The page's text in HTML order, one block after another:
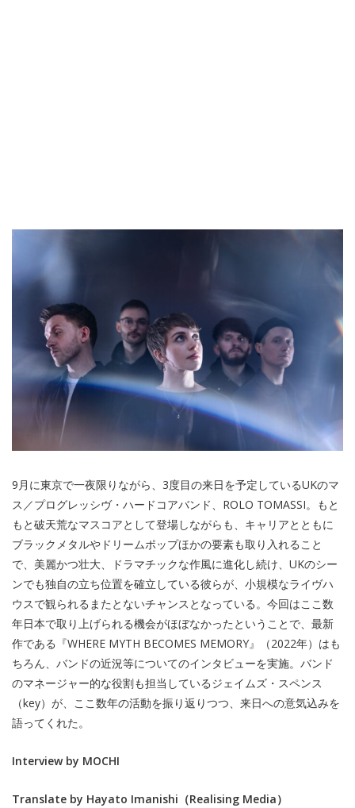
9月に東京で一夜限りながら、3度目の来日を予定しているUKのマ
ス／プログレッシヴ・ハードコアバンド、ROLO TOMASSI。もと
もと破天荒なマスコアとして登場しながらも、キャリアとともに
ブラックメタルやドリームポップほかの要素も取り入れること
で、美麗かつ壮大、ドラマチックな作風に進化し続け、UKのシー
ンでも独自の立ち位置を確立している彼らが、小規模なライヴハ
ウスで観られるまたとないチャンスとなっている。今回はここ数
年日本で取り上げられる機会がほぼなかったということで、最新
作である『WHERE MYTH BECOMES MEMORY』（2022年）はも
ちろん、バンドの近況等についてのインタビューを実施。バンド
のマネージャー的な役割も担当しているジェイムズ・スペンス
（key）が、ここ数年の活動を振り返りつつ、来日への意気込みを
語ってくれた。
Interview by MOCHI
Translate by Hayato Imanishi（Realising Media）